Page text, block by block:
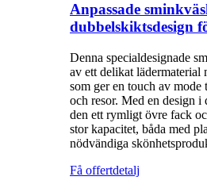
Anpassade
dubbelskiktsdesign
Denna specialdesignade
av ett delikat lädermaterial
som ger en touch av
och resor. Med en design i
den ett rymligt övre fack
stor kapacitet, båda med
nödvändiga
Få offertdetalj